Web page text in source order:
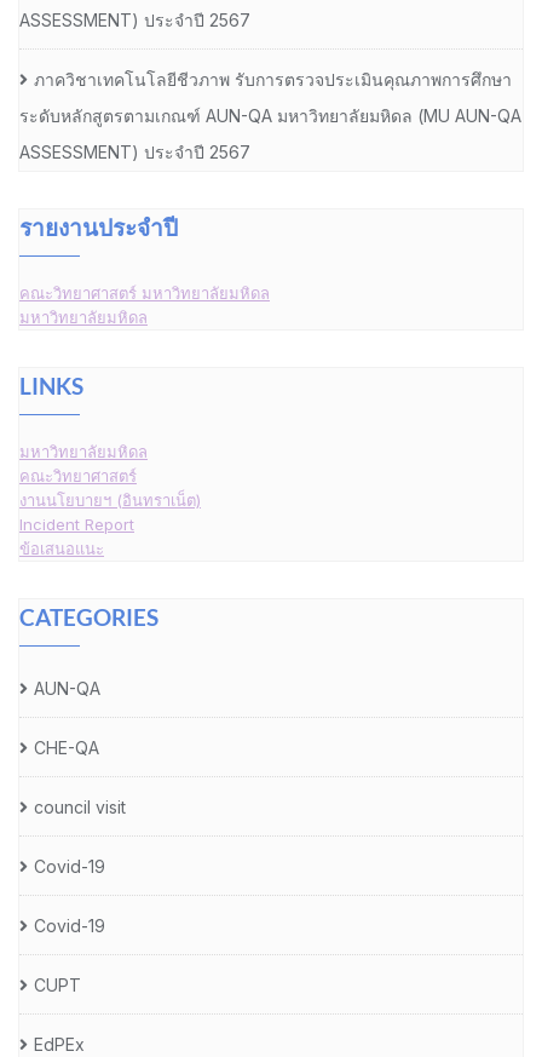
ASSESSMENT) ประจำปี 2567
ภาควิชาเทคโนโลยีชีวภาพ รับการตรวจประเมินคุณภาพการศึกษา
ระดับหลักสูตรตามเกณฑ์ AUN-QA มหาวิทยาลัยมหิดล (MU AUN-QA
ASSESSMENT) ประจำปี 2567
รายงานประจำปี
คณะวิทยาศาสตร์ มหาวิทยาลัยมหิดล
มหาวิทยาลัยมหิดล
LINKS
มหาวิทยาลัยมหิดล
คณะวิทยาศาสตร์
งานนโยบายฯ (อินทราเน็ต)
Incident Report
ข้อเสนอแนะ
CATEGORIES
AUN-QA
CHE-QA
council visit
Covid-19
Covid-19
CUPT
EdPEx